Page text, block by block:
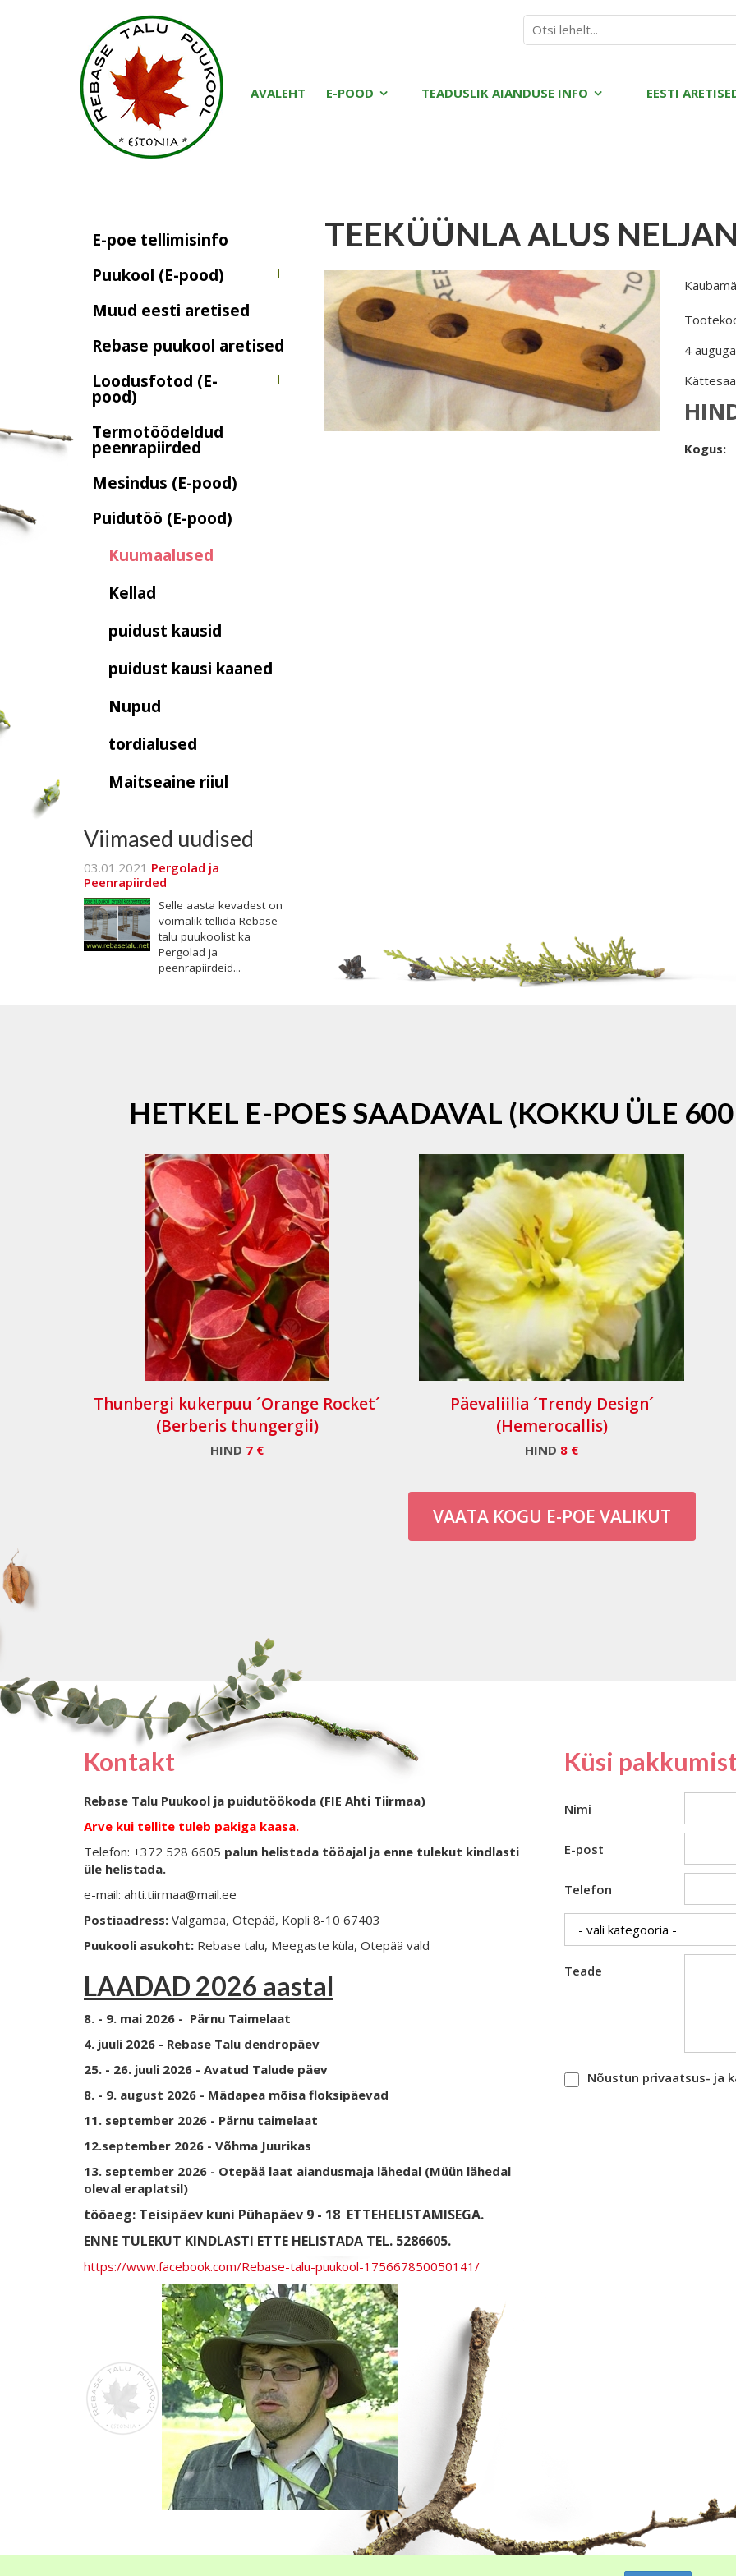
AVALEHT E-POOD TEADUSLIK AIANDUSE INFO EESTI
E-poe tellimisinfo
Puukool (E-pood)
Muud eesti aretised
Rebase puukool aretised
Loodusfotod (E-
pood)
Termotöödeldud
peenrapiirded
Mesindus (E-pood)
Puidutöö (E-pood)
Kuumaalused
Kellad
puidust kausid
puidust kausi kaaned
Nupud
tordialused
Maitseaine riiul
Viimased uudised
03.01.2021 Pergolad ja
Peenrapiirded
Selle aasta kevadest on
võimalik tellida Rebase
talu puukoolist ka
Pergolad ja
peenrapiirdeid...
TEEKÜÜNLA ALUS
4
Kogus:
HETKEL E-POES SAADAVAL (KOKKU ÜLE
Thunbergi kukerpuu ´Orange Rocket´
(Berberis thungergii)
HIND 7 €
Päevaliilia ´Trendy Design´
(Hemerocallis)
HIND 8 €
VAATA KOGU E-POE VALIKUT
Kontakt
Rebase Talu Puukool ja puidutöökoda (FIE Ahti Tiirmaa)
Arve kui tellite tuleb pakiga kaasa.
Telefon: +372 528 6605 palun helistada tööajal ja enne tulekut kindlasti
üle helistada.
e-mail: ahti.tiirmaa@mail.ee
Postiaadress: Valgamaa, Otepää, Kopli 8-10 67403
Puukooli asukoht: Rebase talu, Meegaste küla, Otepää vald
LAADAD 2026 aastal
8. - 9. mai 2026 - Pärnu Taimelaat
4. juuli 2026 - Rebase Talu dendropäev
25. - 26. juuli 2026 - Avatud Talude päev
8. - 9. august 2026 - Mädapea mõisa floksipäevad
11. september 2026 - Pärnu taimelaat
12.september 2026 - Võhma Juurikas
13. september 2026 - Otepää laat aiandusmaja lähedal (Müün lähedal
oleval eraplatsil)
tööaeg: Teisipäev kuni Pühapäev 9 - 18 ETTEHELISTAMISEGA.
ENNE TULEKUT KINDLASTI ETTE HELISTADA TEL. 5286605.
https://www.facebook.com/Rebase-talu-puukool-175667850050141/
Küsi
Nimi
E-post
Telefon
Teade
Nõustun privaatsus- ja